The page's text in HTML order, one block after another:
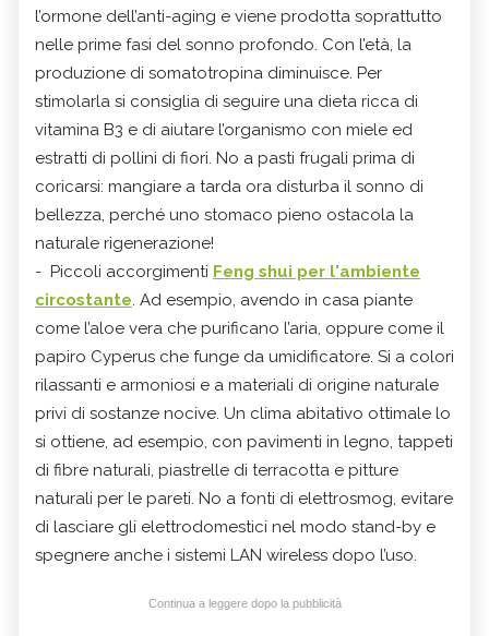
l’ormone dell’anti-aging e viene prodotta soprattutto
nelle prime fasi del sonno profondo. Con l’età, la
produzione di somatotropina diminuisce. Per
stimolarla si consiglia di seguire una dieta ricca di
vitamina B3 e di aiutare l’organismo con miele ed
estratti di pollini di fiori. No a pasti frugali prima di
coricarsi: mangiare a tarda ora disturba il sonno di
bellezza, perché uno stomaco pieno ostacola la
naturale rigenerazione!
- Piccoli accorgimenti Feng shui per l'ambiente
circostante. Ad esempio, avendo in casa piante
come l’aloe vera che purificano l’aria, oppure come il
papiro Cyperus che funge da umidificatore. Si a colori
rilassanti e armoniosi e a materiali di origine naturale
privi di sostanze nocive. Un clima abitativo ottimale lo
si ottiene, ad esempio, con pavimenti in legno, tappeti
di fibre naturali, piastrelle di terracotta e pitture
naturali per le pareti. No a fonti di elettrosmog, evitare
di lasciare gli elettrodomestici nel modo stand-by e
spegnere anche i sistemi LAN wireless dopo l’uso.
Continua a leggere dopo la pubblicità